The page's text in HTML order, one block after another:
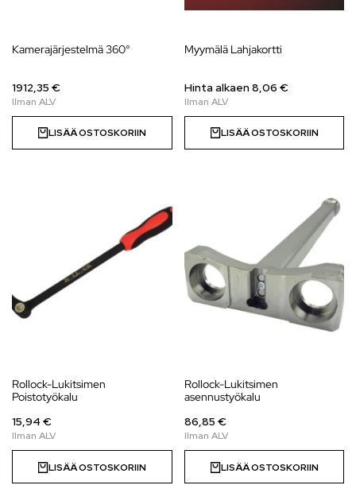
Kamerajärjestelmä 360°
1912,35 €
LISÄÄ OSTOSKORIIN
Myymälä Lahjakortti
Hinta alkaen8,06 €
LISÄÄ OSTOSKORIIN
Rollock-Lukitsimen
Poistotyökalu
15,94 €
LISÄÄ OSTOSKORIIN
Rollock-Lukitsimen
asennustyökalu
86,85 €
LISÄÄ OSTOSKORIIN